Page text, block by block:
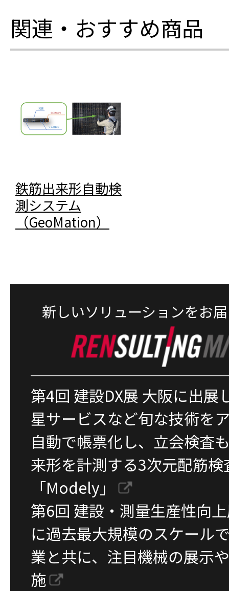
関連・おすすめ商品
鉄筋出来形自動検
測システム
（GeoMation）
新しいソリューションをお
第4回 建設DX展 大阪に出展
星サービスなど旬な技術を
自動で帳票化し、立会検査
来形を計測する3次元配筋
「Modely」
第6回 建設・測量生産性向
に過去最大規模のスケール
業と共に、注目機械の展示
施